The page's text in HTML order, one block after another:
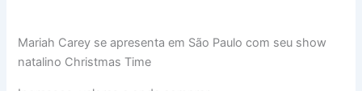
Mariah Carey se apresenta em São Paulo com seu show
natalino Christmas Time